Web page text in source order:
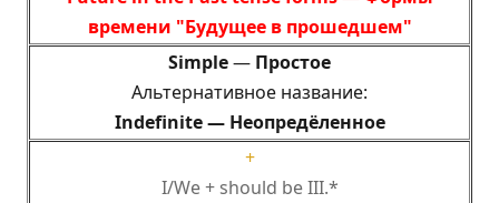
времени "Будущее в прошедшем"
Simple— Простое
Альтернативное название:
Indefinite — Неопредёленное
+
I/We + should be III.*